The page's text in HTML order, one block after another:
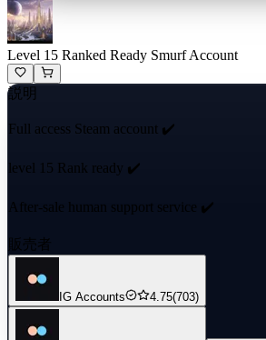
Level 15 Ranked Ready Smurf Account
説明
Full access Steam account ✔️
level 15 Rank ready ✔️
After-sale human support service ✔️
販売者
IG Accounts 4.75(703)